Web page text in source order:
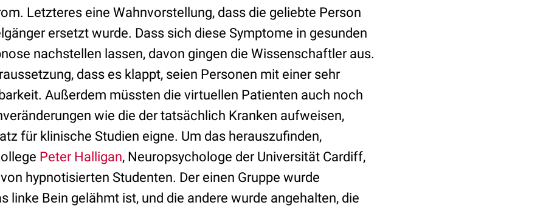
Letzteres eine Wahnvorstellung, dass die geliebte Person
ersetzt wurde. Dass sich diese Symptome in gesunden
nachstellen lassen, davon gingen die Wissenschaftler aus.
dass es klappt, seien Personen mit einer sehr
Außerdem müssten die virtuellen Patienten auch noch
wie die der tatsächlich Kranken aufweisen,
für klinische Studien eigne. Um das herauszufinden,
Peter Halligan, Neuropsychologe der Universität Cardiff,
hypnotisierten Studenten. Der einen Gruppe wurde
linke Bein gelähmt ist, und die andere wurde angehalten, die